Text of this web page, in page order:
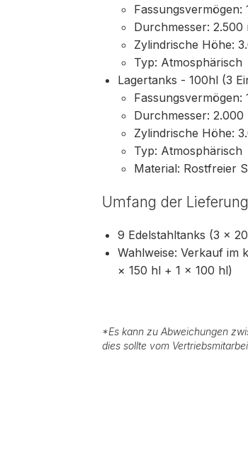
Fassungsvermögen:
Durchmesser: 2.500
Zylindrische Höhe:
Typ: Atmosphärisch
Lagertanks - 100hl (3
Fassungsvermögen:
Durchmesser: 2.000
Zylindrische Höhe:
Typ: Atmosphärisch
Material: Rostfreier
Umfang der Lieferung
9 Edelstahltanks (3 ×
Wahlweise: Verkauf im
× 150 hl + 1 × 100 hl)
*Es kann zu Abweichungen
dies sollte vom